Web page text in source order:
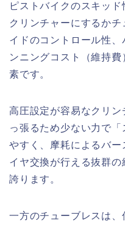
ピストバイクのスキッ
クリンチャーにするか
イドのコントロール性
ンニングコスト（維持
素です。
高圧設定が容易なクリ
っ張るため少ない力で
やすく、摩耗によるバー
イヤ交換が行える抜群
誇ります。
一方のチューブレスは